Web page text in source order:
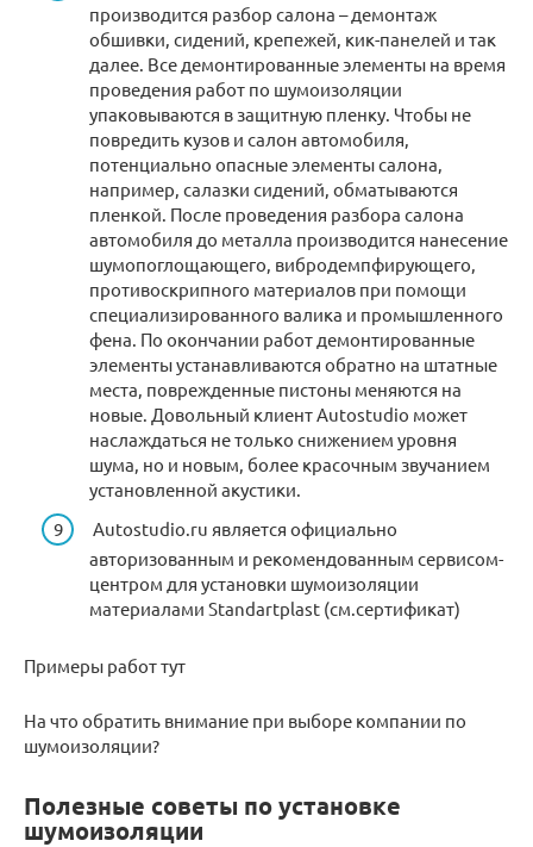
производится разбор салона – демонтаж
обшивки, сидений, крепежей, кик-панелей и так
далее. Все демонтированные элементы на время
проведения работ по шумоизоляции
упаковываются в защитную пленку. Чтобы не
повредить кузов и салон автомобиля,
потенциально опасные элементы салона,
например, салазки сидений, обматываются
пленкой. После проведения разбора салона
автомобиля до металла производится нанесение
шумопоглощающего, вибродемпфирующего,
противоскрипного материалов при помощи
специализированного валика и промышленного
фена. По окончании работ демонтированные
элементы устанавливаются обратно на штатные
места, поврежденные пистоны меняются на
новые. Довольный клиент Autostudio может
наслаждаться не только снижением уровня
шума, но и новым, более красочным звучанием
установленной акустики.
Autostudio.ru является официально
авторизованным и рекомендованным сервисом-
центром для установки шумоизоляции
материалами Standartplast (см.сертификат)
Примеры работ тут
На что обратить внимание при выборе компании по
шумоизоляции?
Полезные советы по установке
шумоизоляции